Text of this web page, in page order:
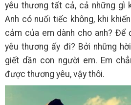
yêu thương tất cả, cả những gì
Anh có nuối tiếc không, khi
cảm của em dành cho anh? Để
yêu thương ấy đi? Bởi những
giết dần con người em. Em
được thương yêu, vậy thôi.